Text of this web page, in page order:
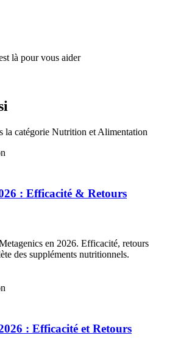
là pour vous aider
la catégorie Nutrition et Alimentation
: Efficacité & Retours
en 2026. Efficacité, retours
des suppléments nutritionnels.
: Efficacité et Retours